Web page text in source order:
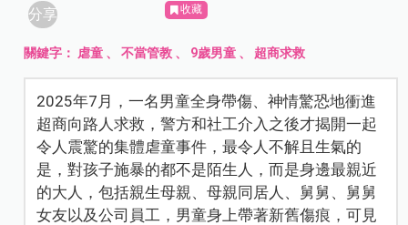
分享 收藏
關鍵字： 虐童 、不當管教 、 9歲男童 、 超商求救
2025年7月，一名男童全身帶傷、神情驚恐地衝進
超商向路人求救，警方和社工介入之後才揭開一起
令人震驚的集體虐童事件，最令人不解且生氣的
是，對孩子施暴的都不是陌生人，而是身邊最親近
的大人，包括親生母親、母親同居人、舅舅、舅舅
女友以及公司員工，男童身上帶著新舊傷痕，可見